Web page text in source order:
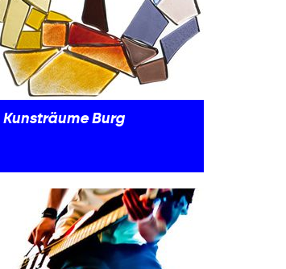
Kunsträume Burg